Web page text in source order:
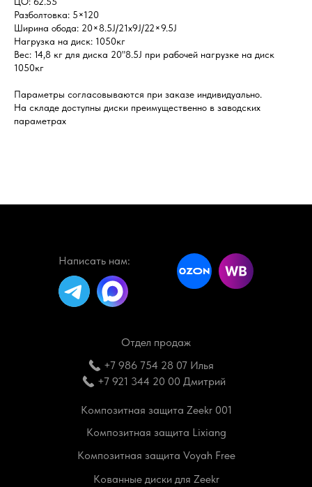
Разболтовка: 5×120
Ширина обода: 20×8.5J/21x9J/22×9.5J
Нагрузка на диск: 1050кг
Вес: 14,8 кг для диска 20"8.5J при рабочей нагрузке на диск
1050кг
Параметры согласовываются при заказе индивидуально.
На складе доступны диски преимущественно в заводских
параметрах
+7 921 344 20 00 Дмитрий
+7 986 754 28 07 Илья
Написать нам:
Отдел продаж
Кованные диски для Zeekr
Композитная защита Voyah Free
Композитная защита Lixiang
Композитная защита Zeekr 001